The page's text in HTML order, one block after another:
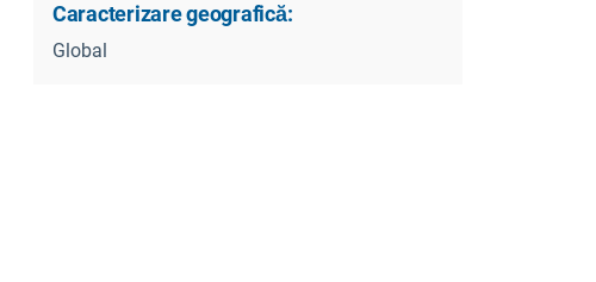
Caracterizare geografică:
Global